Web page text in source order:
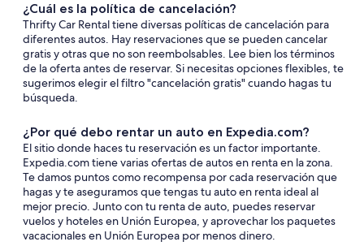
¿Cuál es la política de cancelación?
Thrifty Car Rental tiene diversas políticas de cancelación para
diferentes autos. Hay reservaciones que se pueden cancelar
gratis y otras que no son reembolsables. Lee bien los términos
de la oferta antes de reservar. Si necesitas opciones flexibles, te
sugerimos elegir el filtro "cancelación gratis" cuando hagas tu
búsqueda.
¿Por qué debo rentar un auto en Expedia.com?
El sitio donde haces tu reservación es un factor importante.
Expedia.com tiene varias ofertas de autos en renta en la zona.
Te damos puntos como recompensa por cada reservación que
hagas y te aseguramos que tengas tu auto en renta ideal al
mejor precio. Junto con tu renta de auto, puedes reservar
vuelos y hoteles en Unión Europea, y aprovechar los paquetes
vacacionales en Unión Europea por menos dinero.